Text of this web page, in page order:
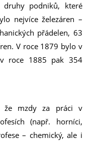
podniků, které
nejvíce železáren –
přádelen, 63
V roce 1879 bylo v
roce 1885 pak 354
že mzdy za práci v
(např. horníci,
– chemický, ale i